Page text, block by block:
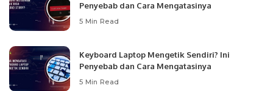
Penyebab dan Cara Mengatasinya
5 Min Read
Keyboard Laptop Mengetik Sendiri? Ini
Penyebab dan Cara Mengatasinya
5 Min Read